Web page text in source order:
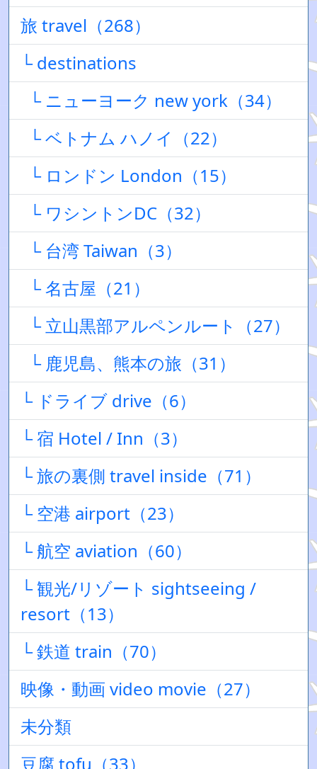
旅 travel（268）
└ destinations
└ ニューヨーク new york（34）
└ ベトナム ハノイ（22）
└ ロンドン London（15）
└ ワシントンDC（32）
└ 台湾 Taiwan（3）
└ 名古屋（21）
└ 立山黒部アルペンルート（27）
└ 鹿児島、熊本の旅（31）
└ ドライブ drive（6）
└ 宿 Hotel / Inn（3）
└ 旅の裏側 travel inside（71）
└ 空港 airport（23）
└ 航空 aviation（60）
└ 観光/リゾート sightseeing /
resort（13）
└ 鉄道 train（70）
映像・動画 video movie（27）
未分類
豆腐 tofu（33）